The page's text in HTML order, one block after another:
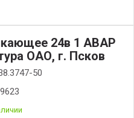
24в 1 АВАР
ОАО, г. Псков
50
9623